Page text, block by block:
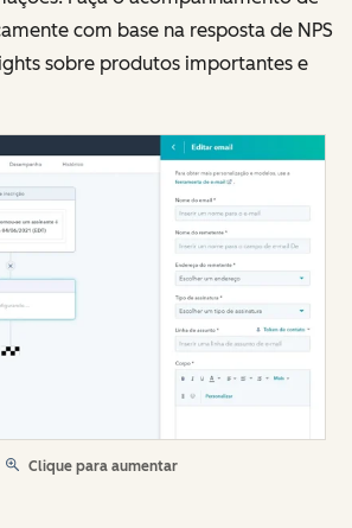
com base na resposta de NPS
sobre produtos importantes e
Clique para aumentar